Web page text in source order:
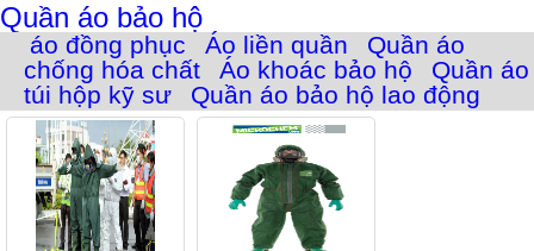
Quần áo bảo hộ
áo đồng phục Áo liền quần
Quần áo
chống hóa chất
Áo khoác bảo hộ
Quần áo
túi hộp kỹ sư
Quần áo bảo hộ lao động